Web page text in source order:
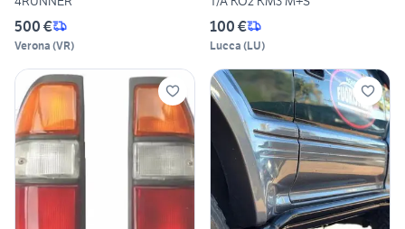
500 €
Verona (VR)
100 €
Lucca (LU)